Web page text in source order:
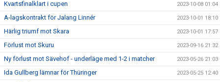
Kvartsfinalklart i cupen 2023-10-08 01:04
A-lagskontrakt för Jalang Linnér 2023-10-01 18:10
Härlig triumf mot Skara 2023-10-01 17:57
Förlust mot Skuru 2023-09-16 21:32
Ny förlust mot Sävehof - underläge med 1-2 i matcher 2023-05-26 21:03
Ida Gullberg lämnar för Thüringer 2023-05-25 12:40